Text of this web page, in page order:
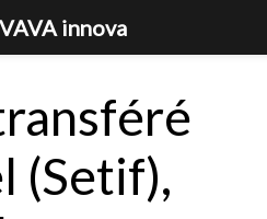
(Setif),
VAVA innova